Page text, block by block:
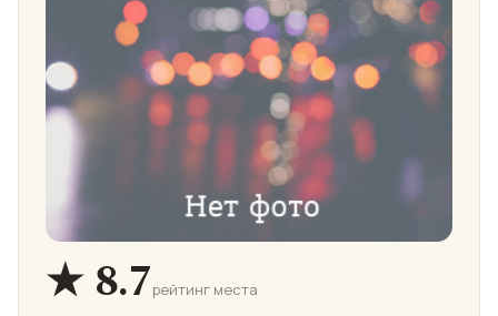
★ 8.7рейтинг места